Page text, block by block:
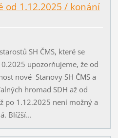
od 1.12.2025 / konání
SH ČMS, které se
upozorňujeme, že od
nové Stanovy SH ČMS a
hromad SDH až od
po 1.12.2025 není možný a
Blížší...